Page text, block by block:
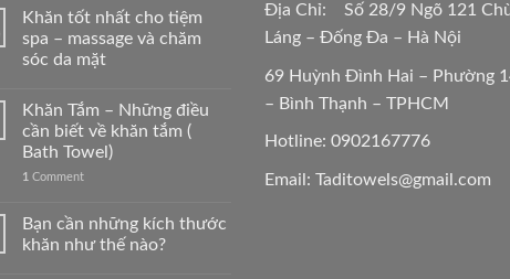
Khăn tốt nhất cho tiệm
spa – massage và chăm
sóc da mặt
Khăn Tắm – Những điều
cần biết về khăn tắm (
Bath Towel)
1 Comment
Bạn cần những kích thước
khăn như thế nào?
Địa Chỉ: Số 28/9 Ngõ 121
Láng – Đống Đa – Hà Nội
69 Huỳnh Đình Hai – Phường
– Bình Thạnh – TPHCM
Hotline: 0902167776
Email: Taditowels@gmail.com